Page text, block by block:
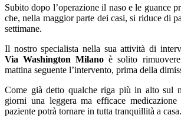
Subito dopo l’operazione il naso e le guance
che, nella maggior parte dei casi, si riduce di
settimane.
Il nostro specialista nella sua attività di
Via Washington Milano è solito
mattina seguente l’intervento, prima della
Come già detto qualche riga più in alto sul
giorni una leggera ma efficace
paziente potrà tornare in tutta tranquillità a casa.